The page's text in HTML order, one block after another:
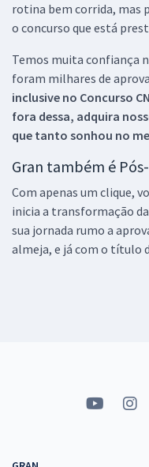
rotina bem corrida, mas
o concurso que está
Temos muita confiança
foram milhares de
inclusive no Concurso
fora dessa, adquira
que tanto sonhou no
Gran também é
Com apenas um clique,
inicia a transformação
sua jornada rumo a
almeja, e já com o título